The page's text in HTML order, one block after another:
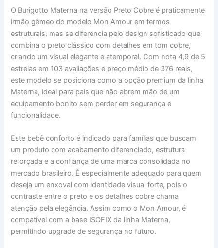
O Burigotto Materna na versão Preto Cobre é praticamente
irmão gêmeo do modelo Mon Amour em termos
estruturais, mas se diferencia pelo design sofisticado que
combina o preto clássico com detalhes em tom cobre,
criando um visual elegante e atemporal. Com nota 4,9 de 5
estrelas em 103 avaliações e preço médio de 376 reais,
este modelo se posiciona como a opção premium da linha
Materna, ideal para pais que não abrem mão de um
equipamento bonito sem perder em segurança e
funcionalidade.
Este bebê conforto é indicado para famílias que buscam
um produto com acabamento diferenciado, estrutura
reforçada e a confiança de uma marca consolidada no
mercado brasileiro. É especialmente adequado para quem
deseja um enxoval com identidade visual forte, pois o
contraste entre o preto e os detalhes cobre chama
atenção pela elegância. Assim como o Mon Amour, é
compatível com a base ISOFIX da linha Materna,
permitindo upgrade de segurança no futuro.